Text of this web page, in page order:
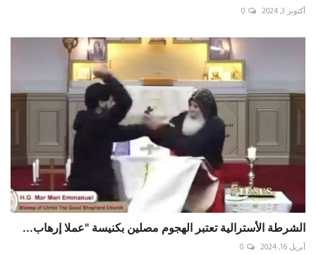
أكتوبر 3, 2024 0
الشرطة الأسترالية تعتبر الهجوم مصلين بكنيسة "عملا إرهاب...
أبريل 16, 2024 0